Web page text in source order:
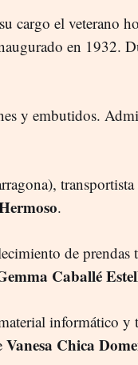
cargo el veterano
en 1932.
y embutidos.
transportista
.
de
Caballé
informático y
Vanesa Chica